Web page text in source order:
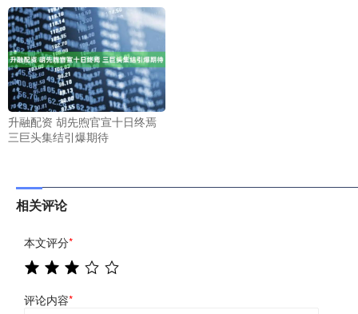
升融配资 胡先煦官宣十日终焉
三巨头集结引爆期待
相关评论
本文评分*
评论内容*